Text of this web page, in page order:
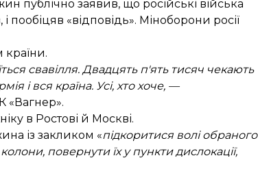
публічно заявив, що російські війська
«відповідь». Міноборони росії
країни.
свавілля. Двадцять п'ять тисяч чекають
і вся країна. Усі, хто хоче, —
«Вагнер».
в Ростові й Москві.
із закликом «підкоритися волі обраного
повернути їх у пункти дислокації,